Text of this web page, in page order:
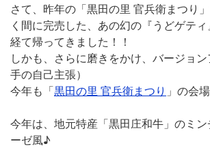
さて、昨年の「黒田の里 官兵衛まつり
く間に完売した、あの幻の『うどゲテ
経て帰ってきました！！
しかも、さらに磨きをかけ、バージョ
手の自己主張）
今年も「黒田の里 官兵衛まつり 」の会
今年は、地元特産「黒田庄和牛」のミ
ーゼ風♪